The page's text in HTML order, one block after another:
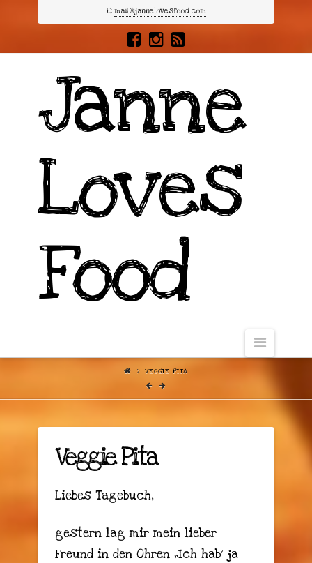
E: mail@jannelovesfood.com
Janne
Loves
Food
VEGGIE PITA
Veggie Pita
Liebes Tagebuch,
gestern lag mir mein lieber
Freund in den Ohren „Ich hab´ ja